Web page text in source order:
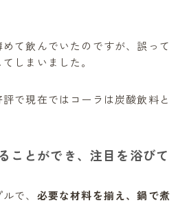
て飲んでいたのですが、誤って
しまいました。
で現在ではコーラは炭酸飲料と
ことができ、注目を浴びて
で、 必要な材料を揃え、鍋で煮